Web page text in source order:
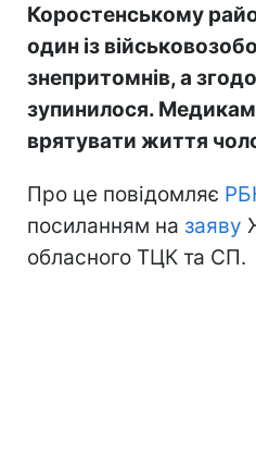
Коростенському
один із
знепритомнів, а
зупинилося.
врятувати життя
Про це повідомляє
посиланням на заяву
обласного ТЦК та СП.